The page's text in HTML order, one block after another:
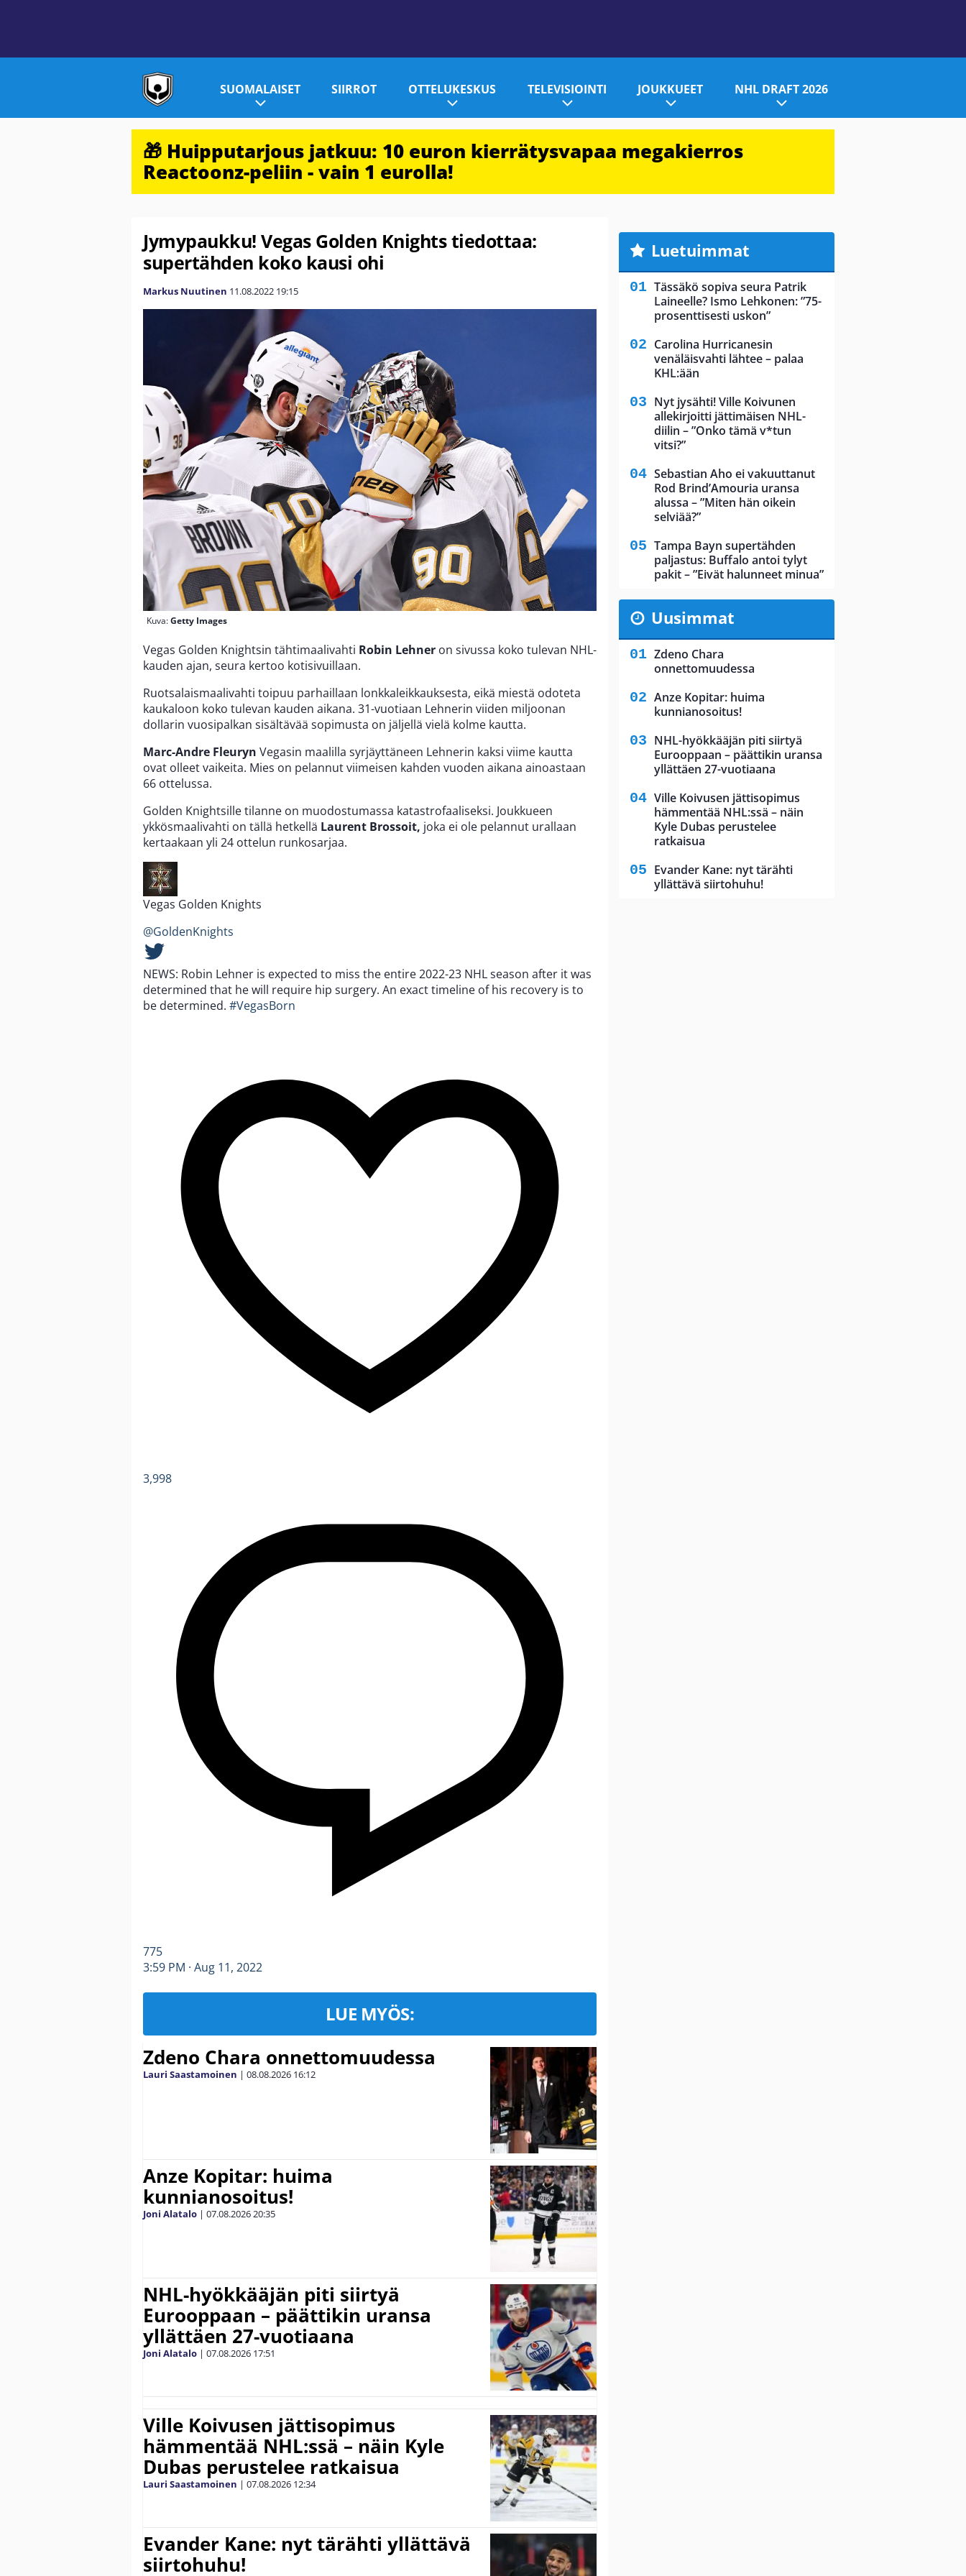
SUOMALAISET SIIRROT OTTELUKESKUS TELEVISIOINTI JOUKKUEET NHL DRAFT 2026
🎁 Huipputarjous jatkuu: 10 euron kierrätysvapaa megakierros
Reactoonz-peliin - vain 1 eurolla!
Jymypaukku! Vegas Golden Knights tiedottaa:
supertähden koko kausi ohi
Markus Nuutinen 11.08.2022 19:15
Kuva:Getty Images
Vegas Golden Knightsin tähtimaalivahti Robin Lehner on sivussa koko tulevan NHL-
kauden ajan, seura kertoo kotisivuillaan.
Ruotsalaismaalivahti toipuu parhaillaan lonkkaleikkauksesta, eikä miestä odoteta
kaukaloon koko tulevan kauden aikana. 31-vuotiaan Lehnerin viiden miljoonan
dollarin vuosipalkan sisältävää sopimusta on jäljellä vielä kolme kautta.
Marc-Andre Fleuryn Vegasin maalilla syrjäyttäneen Lehnerin kaksi viime kautta
ovat olleet vaikeita. Mies on pelannut viimeisen kahden vuoden aikana ainoastaan
66 ottelussa.
Golden Knightsille tilanne on muodostumassa katastrofaaliseksi. Joukkueen
ykkösmaalivahti on tällä hetkellä Laurent Brossoit, joka ei ole pelannut urallaan
kertaakaan yli 24 ottelun runkosarjaa.
Vegas Golden Knights
@GoldenKnights
NEWS: Robin Lehner is expected to miss the entire 2022-23 NHL season after it was
determined that he will require hip surgery. An exact timeline of his recovery is to
be determined. #VegasBorn
3,998
775
3:59 PM · Aug 11, 2022
LUE MYÖS:
Zdeno Chara onnettomuudessa
Lauri Saastamoinen | 08.08.2026 16:12
Anze Kopitar: huima
kunnianosoitus!
Joni Alatalo | 07.08.202620:35
NHL-hyökkääjän piti siirtyä
Eurooppaan – päättikin uransa
yllättäen 27-vuotiaana
Joni Alatalo | 07.08.2026 17:51
Ville Koivusen jättisopimus
hämmentää NHL:ssä – näin Kyle
Dubas perustelee ratkaisua
Lauri Saastamoinen | 07.08.2026 12:34
Evander Kane: nyt tärähti yllättävä
siirtohuhu!
Luetuimmat
Tässäkö sopiva seura Patrik
Laineelle? Ismo Lehkonen: ”75-
prosenttisesti uskon”
Carolina Hurricanesin
venäläisvahti lähtee – palaa
KHL:ään
Nyt jysähti! Ville Koivunen
allekirjoitti jättimäisen NHL-
diilin – ”Onko tämä v*tun
vitsi?”
Sebastian Aho ei vakuuttanut
Rod Brind’Amouria uransa
alussa – ”Miten hän oikein
selviää?”
Tampa Bayn supertähden
paljastus: Buffalo antoi tylyt
pakit – ”Eivät halunneet minua”
Uusimmat
Zdeno Chara
onnettomuudessa
Anze Kopitar: huima
kunnianosoitus!
NHL-hyökkääjän piti siirtyä
Eurooppaan – päättikin uransa
yllättäen 27-vuotiaana
Ville Koivusen jättisopimus
hämmentää NHL:ssä – näin
Kyle Dubas perustelee
ratkaisua
Evander Kane: nyt tärähti
yllättävä siirtohuhu!